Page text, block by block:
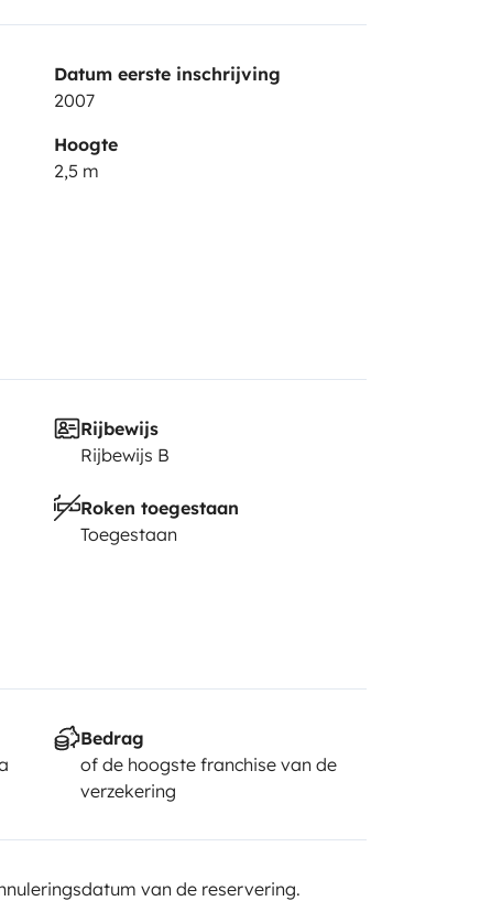
Datum eerste inschrijving
2007
Hoogte
2,5 m
Rijbewijs
Rijbewijs B
Roken toegestaan
Toegestaan
Bedrag
of de hoogste franchise van de
verzekering
van de reservering.